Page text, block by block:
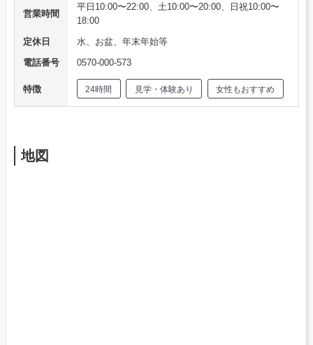
営業時間
平日10:00〜22:00、土10:00〜20:00、日祝10:00〜
18:00
定休日
水、お盆、年末年始等
電話番号
0570-000-573
特徴 24時間 見学・体験あり 女性もおすすめ
地図